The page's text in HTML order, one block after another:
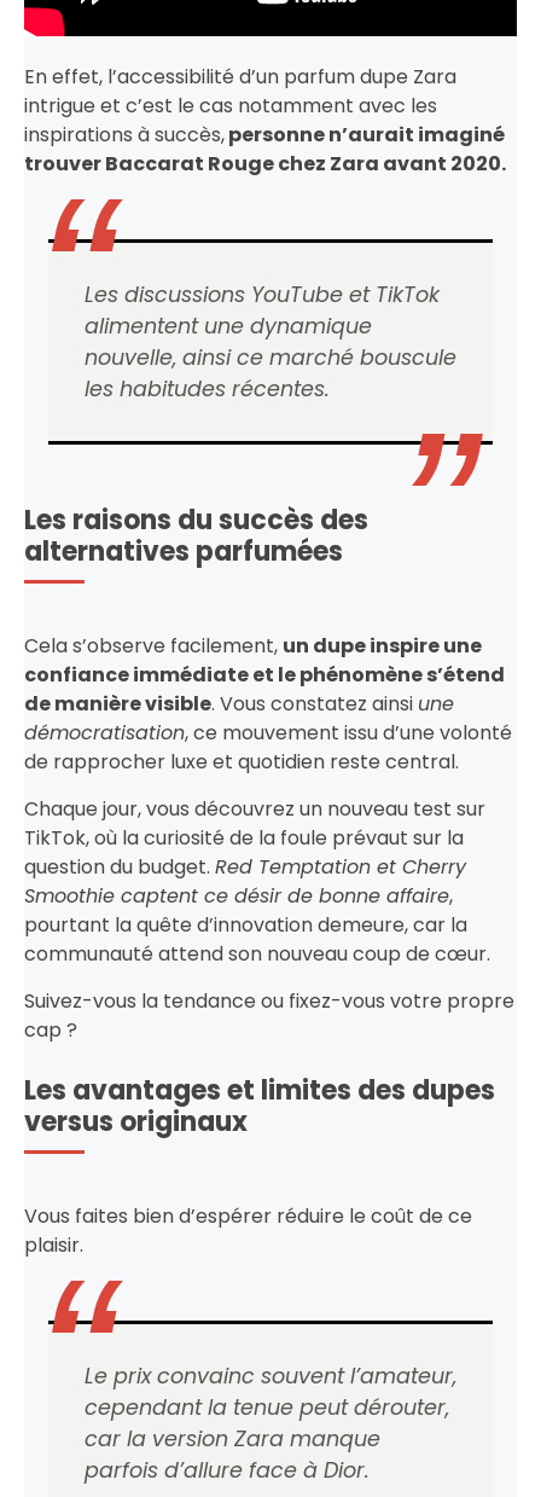
En effet, l’accessibilité d’un parfum dupe Zara
intrigue et c’est le cas notamment avec les
inspirations à succès,personne n’aurait imaginé
trouver Baccarat Rouge chez Zara avant 2020.
Les discussions YouTube et TikTok
alimentent une dynamique
nouvelle, ainsi ce marché bouscule
les habitudes récentes.
Les raisons du succès des
alternatives parfumées
Cela s’observe facilement, un dupe inspire une
confiance immédiate et le phénomène s’étend
de manière visible. Vous constatez ainsi une
démocratisation, ce mouvement issu d’une volonté
de rapprocher luxe et quotidien reste central.
Chaque jour, vous découvrez un nouveau test sur
TikTok, où la curiosité de la foule prévaut sur la
question du budget. Red Temptation et Cherry
Smoothie captent ce désir de bonne affaire,
pourtant la quête d’innovation demeure, car la
communauté attend son nouveau coup de cœur.
Suivez-vous la tendance ou fixez-vous votre propre
cap ?
Les avantages et limites des dupes
versus originaux
Vous faites bien d’espérer réduire le coût de ce
plaisir.
Le prix convainc souvent l’amateur,
cependant la tenue peut dérouter,
car la version Zara manque
parfois d’allure face à Dior.